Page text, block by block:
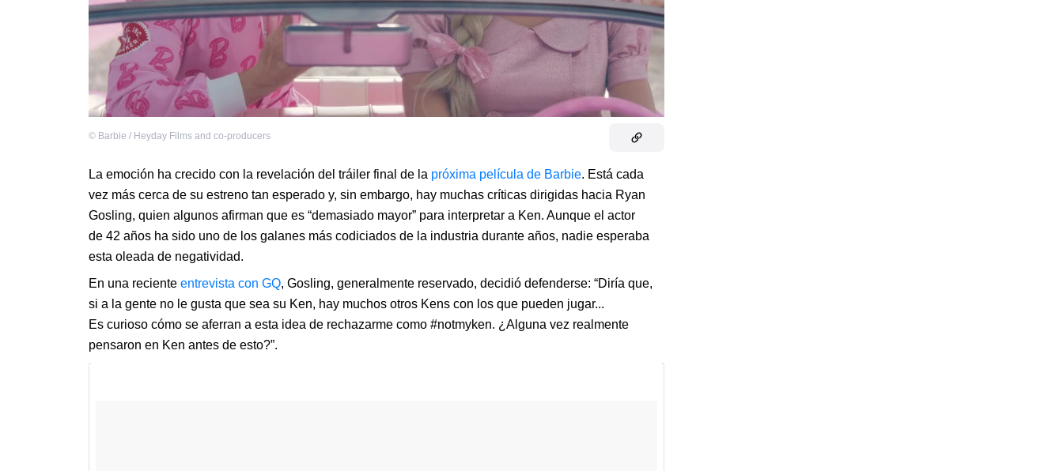
© Barbie / Heyday Films and co-producers
La emoción ha crecido con la revelación del tráiler final de la próxima película de Barbie. Está cada
vez más cerca de su estreno tan esperado y, sin embargo, hay muchas críticas dirigidas hacia Ryan
Gosling, quien algunos afirman que es “demasiado mayor” para interpretar a Ken. Aunque el actor
de 42 años ha sido uno de los galanes más codiciados de la industria durante años, nadie esperaba
esta oleada de negatividad.
En una reciente entrevista con GQ, Gosling, generalmente reservado, decidió defenderse: “Diría que,
si a la gente no le gusta que sea su Ken, hay muchos otros Kens con los que pueden jugar...
Es curioso cómo se aferran a esta idea de rechazarme como #notmyken. ¿Alguna vez realmente
pensaron en Ken antes de esto?”.